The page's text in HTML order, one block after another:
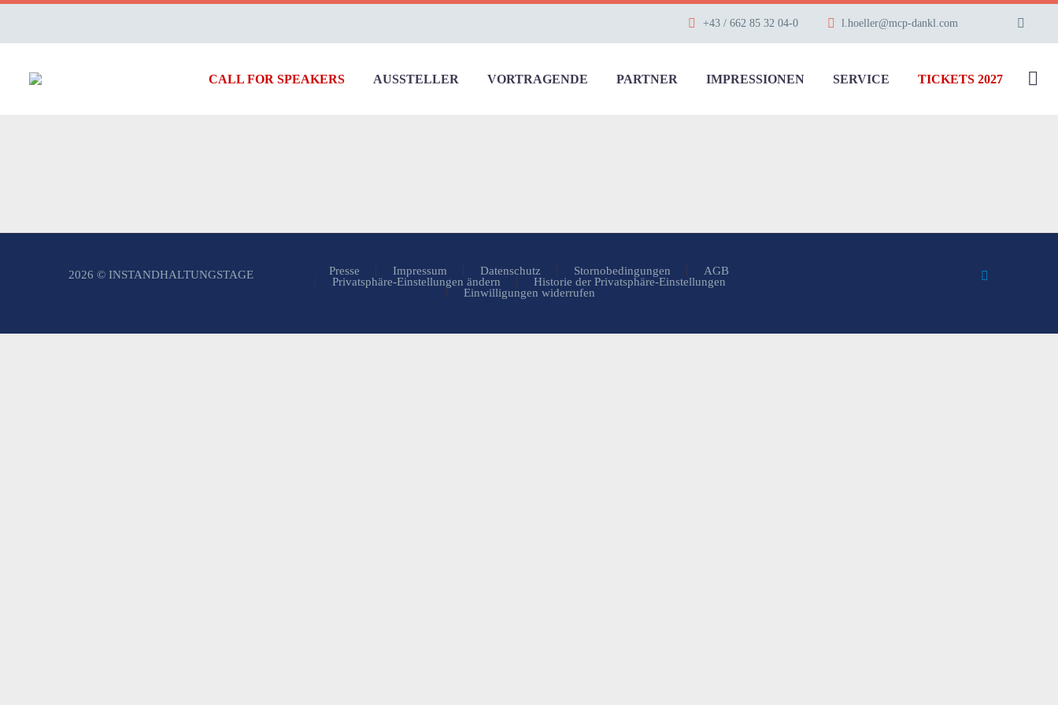
+43 / 662 85 32 04-0 l.hoeller@mcp-dankl.com
CALL FOR SPEAKERS AUSSTELLER VORTRAGENDE PARTNER IMPRESSIONEN SERVICE TICKETS 2027
Presse Impressum Datenschutz Stornobedingungen
AGB
Privatsphäre-Einstellungen ändern
Historie der Privatsphäre-Einstellungen
Einwilligungen widerrufen
2026 © INSTANDHALTUNGSTAGE